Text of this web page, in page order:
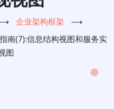
企业架构框架
⟶
南(7):信息结构视图和服务实
图